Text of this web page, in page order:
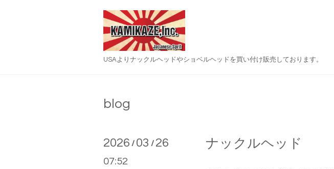
USAよりナックルヘッドやショベルヘッドを買い付け販売しております。
blog
2026 / 03 / 26
07:52
ナックルヘッド